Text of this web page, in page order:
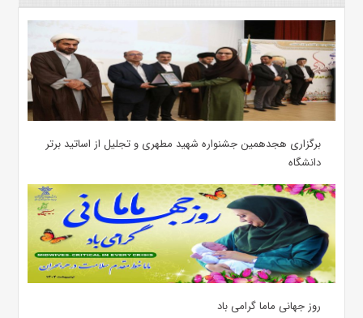
برگزاری هجدهمین جشنواره شهید مطهری و تجلیل از اساتید برتر
دانشگاه
روز جهانی ماما گرامی باد